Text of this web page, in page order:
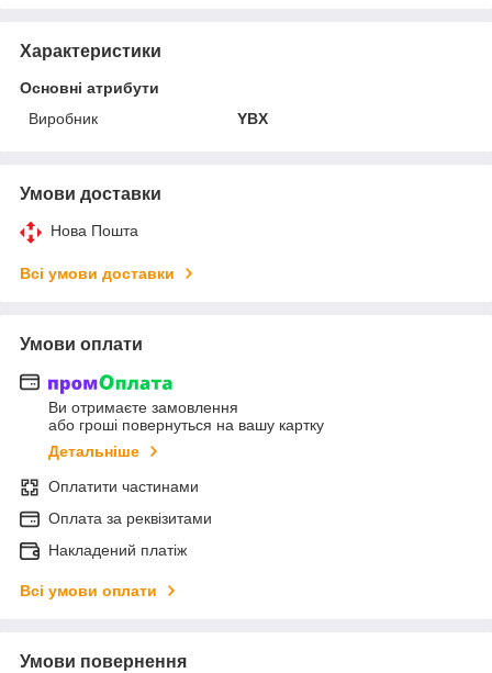
Характеристики
Основні атрибути
Виробник
YBX
Умови доставки
Нова Пошта
Всі умови доставки
Умови оплати
Ви отримаєте замовлення
або гроші повернуться на вашу картку
Детальніше
Оплатити частинами
Оплата за реквізитами
Накладений платіж
Всі умови оплати
Умови повернення